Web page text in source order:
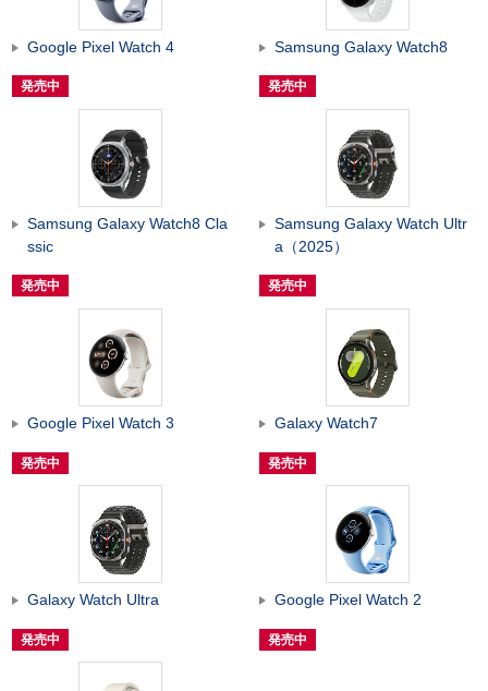
Google Pixel Watch 4
発売中
Samsung Galaxy Watch8
発売中
Samsung Galaxy Watch8 Cla
ssic
発売中
Samsung Galaxy Watch Ultr
a（2025）
発売中
Google Pixel Watch 3
発売中
Galaxy Watch7
発売中
Galaxy Watch Ultra
発売中
Google Pixel Watch 2
発売中